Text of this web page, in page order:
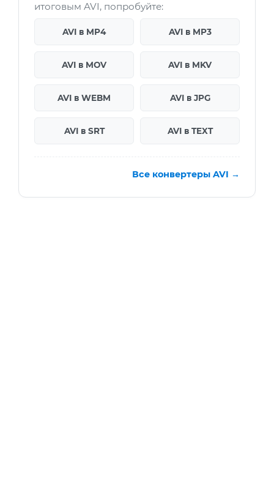
итоговым AVI, попробуйте:
AVI в MP4 AVI в MP3
AVI в MOV AVI в MKV
AVI в WEBM AVI в JPG
AVI в SRT AVI в TEXT
Все конвертеры AVI →